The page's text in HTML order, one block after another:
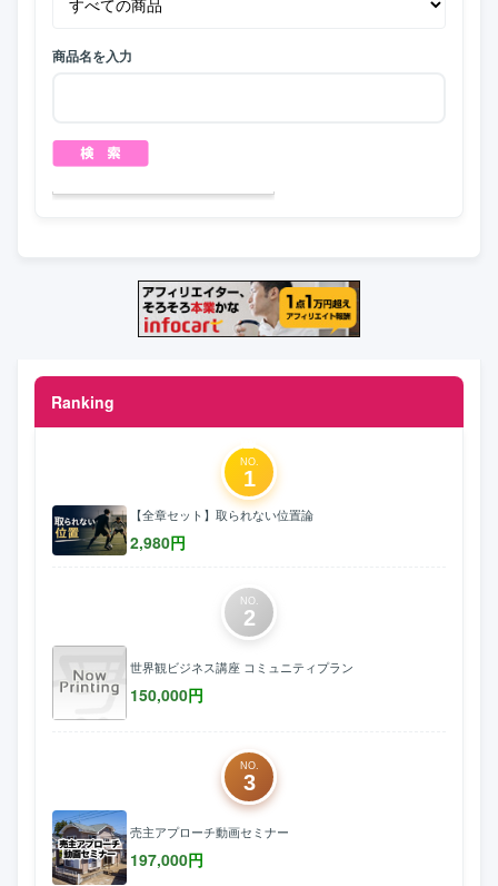
商品名を入力
Ranking
NO.
1
【全章セット】取られない位置論
2,980円
NO.
2
世界観ビジネス講座 コミュニティプラン
150,000円
NO.
3
売主アプローチ動画セミナー
197,000円